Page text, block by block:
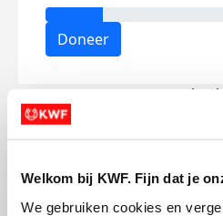
Welkom bij KWF. Fijn dat je
We gebruiken cookies en
Doneer
Janpaul's